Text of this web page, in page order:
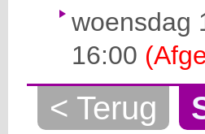
woensdag
16:00
< Terug